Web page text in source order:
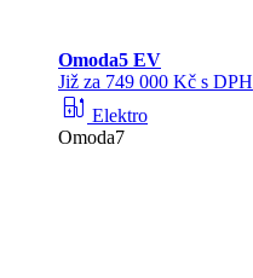
Omoda5 EV
Již za 749 000 Kč s DPH
ev_station Elektro
Omoda7